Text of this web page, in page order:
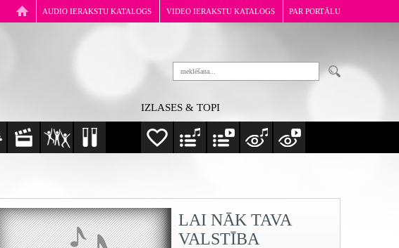
AUDIO IERAKSTU KATALOGS VIDEO IERAKSTU KATALOGS PAR PORTĀLU
IZLASES & TOPI
LAI NĀK TAVA
VALSTĪBA